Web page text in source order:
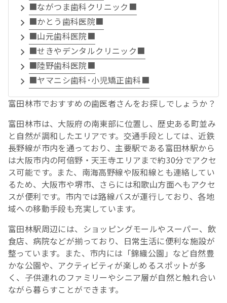
■ながつま歯科クリニック■
■かとう歯科医院■
■山元歯科医院■
■せきやデンタルクリニック■
■陸野歯科医院■
■ヤマニシ歯科･小児矯正歯科■
富田林市でおすすめの歯医者さんをお探しでしょうか？
富田林市は、大阪府の南東部に位置し、歴史ある町並み
と自然が調和したエリアです。交通手段としては、近鉄
長野線が市内を通っており、主要駅である富田林駅から
は大阪市内の阿倍野・天王寺エリアまで約30分でアクセ
ス可能です。また、南海高野線や阪和線とも連絡してい
るため、大阪市や堺市、さらには和歌山方面へもアクセ
スが便利です。市内では路線バスが運行しており、各地
域への移動手段も充実しています。
富田林駅周辺には、ショッピングモールやスーパー、飲
食店、病院などが揃っており、日常生活に便利な施設が
整っています。また、市内には「錦織公園」など自然豊
かな公園や、アクティビティが楽しめるスポットが多
く、子供連れのファミリーやシニア層が自然と触れ合い
ながら暮らすことができます。